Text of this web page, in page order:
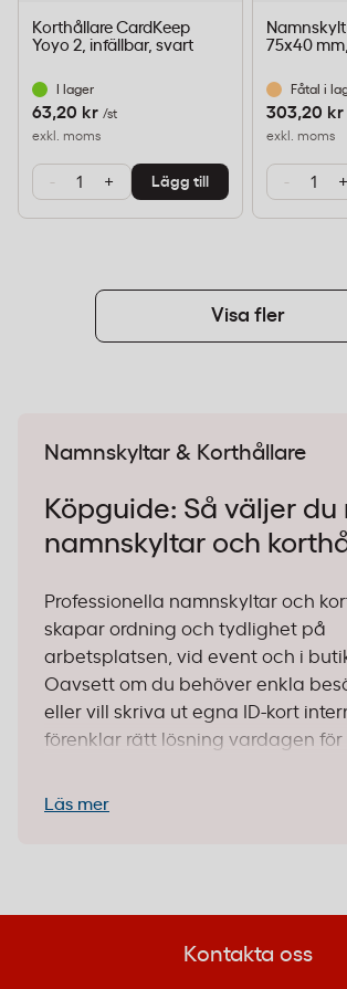
Korthållare CardKeep
Yoyo 2, infällbar, svart
I lager
63,20 kr /st
exkl. moms
- + Lägg till
75x40
Fåtal i
303,20 kr
exkl. moms
- +
Visa fler
Namnskyltar & Korthållare
Köpguide: Så väljer du
namnskyltar och
Professionella namnskyltar och
skapar ordning och tydlighet på
arbetsplatsen, vid event och i
Oavsett om du behöver enkla
eller vill skriva ut egna ID-kort
förenklar rätt lösning vardagen
valen så att du hittar precis det
som bär namnskylt varje dag
Läs mer
Kontakta oss